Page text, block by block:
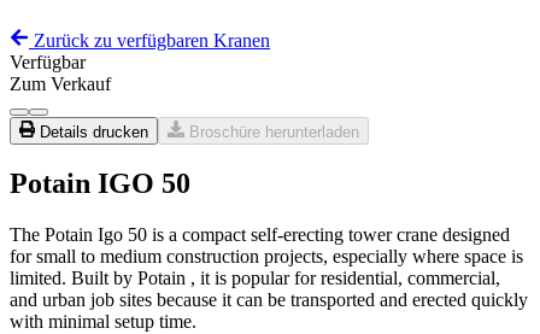
Zurück zu verfügbaren Kranen
Verfügbar
Zum Verkauf
Details drucken Broschüre herunterladen
Potain IGO 50
The Potain Igo 50 is a compact self-erecting tower crane designed
for small to medium construction projects, especially where space is
limited. Built by Potain , it is popular for residential, commercial,
and urban job sites because it can be transported and erected quickly
with minimal setup time.